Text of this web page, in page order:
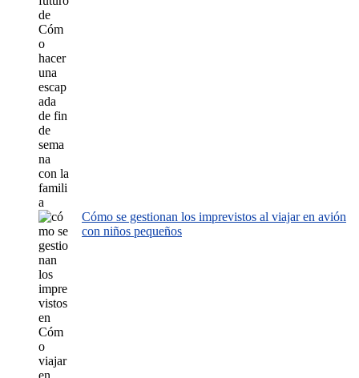
Cómo se gestionan los imprevistos al viajar en avión
con niños pequeños